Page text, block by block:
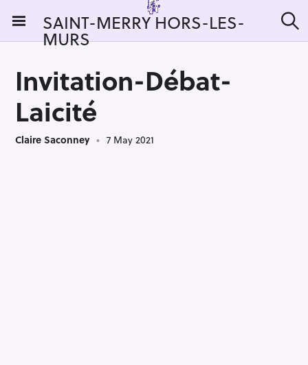
i
SAINT-MERRY HORS-LES-
MURS e
Invitation-Débat-
Laicité
Claire Saconney 7 May 2021